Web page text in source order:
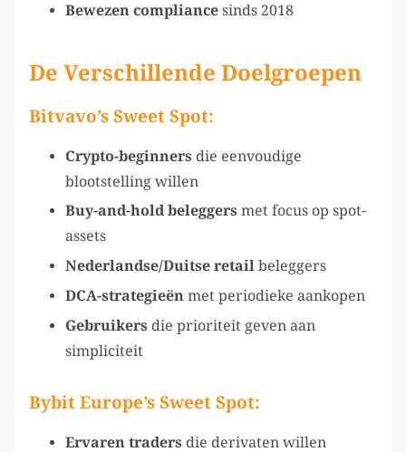
Bewezen compliance sinds 2018
De Verschillende Doelgroepen
Bitvavo’s Sweet Spot:
Crypto-beginners die eenvoudige
blootstelling willen
Buy-and-hold beleggers met focus op spot-
assets
Nederlandse/Duitse retail beleggers
DCA-strategieën met periodieke aankopen
Gebruikers die prioriteit geven aan
simpliciteit
Bybit Europe’s Sweet Spot:
Ervaren traders die derivaten willen